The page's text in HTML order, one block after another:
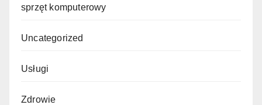
sprzęt komputerowy
Uncategorized
Usługi
Zdrowie